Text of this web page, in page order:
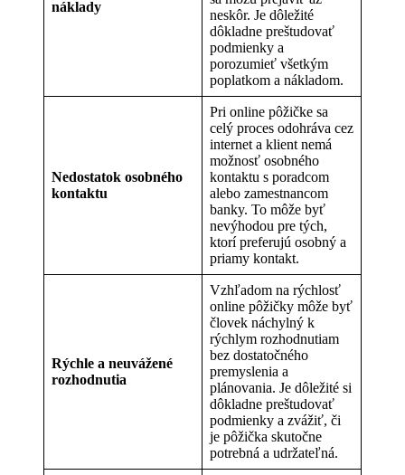
náklady
neskôr. Je dôležité
dôkladne preštudovať
podmienky a
porozumieť všetkým
poplatkom a nákladom.
Nedostatok osobného
kontaktu
Pri online pôžičke sa
celý proces odohráva cez
internet a klient nemá
možnosť osobného
kontaktu s poradcom
alebo zamestnancom
banky. To môže byť
nevýhodou pre tých,
ktorí preferujú osobný a
priamy kontakt.
Rýchle a neuvážené
rozhodnutia
Vzhľadom na rýchlosť
online pôžičky môže byť
človek náchylný k
rýchlym rozhodnutiam
bez dostatočného
premyslenia a
plánovania. Je dôležité si
dôkladne preštudovať
podmienky a zvážiť, či
je pôžička skutočne
potrebná a udržateľná.